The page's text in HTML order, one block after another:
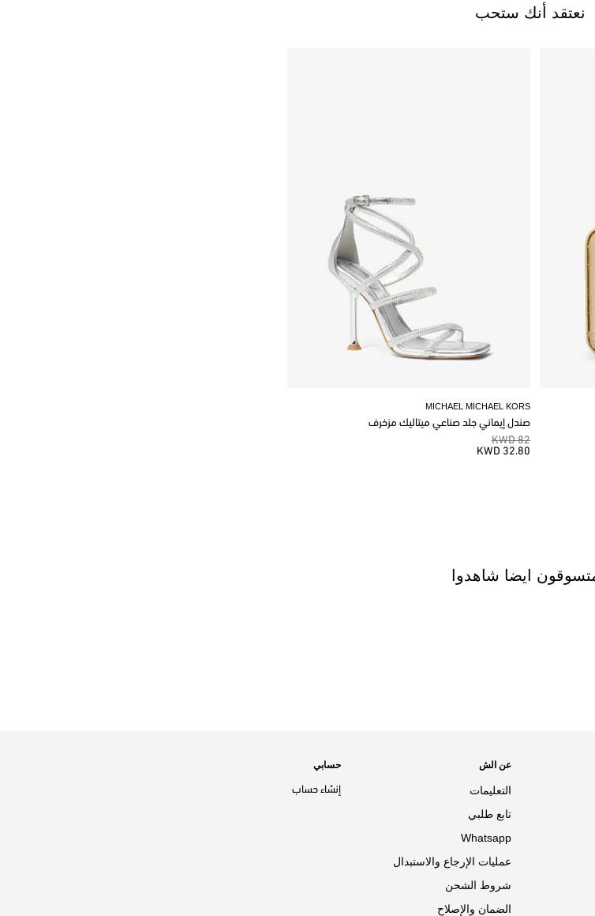
نعتقد أنك ستحب
MICHAEL MICHAEL KORS
صندل إيماني جلد صناعي ميتاليك مزخرف
82 KWD
32.80 KWD
ايضا شاهدوا
عن الش
التعليمات
تابع طلبي
Whatsapp
عمليات الإرجاع والاستبدال
شروط الشحن
الضمان والإصلاح
حسابي
إنشاء حساب